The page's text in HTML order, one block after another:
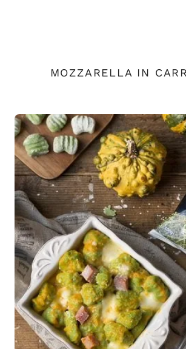
MOZZARELLA IN